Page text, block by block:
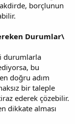
borçlunun
Durumlar\
durumlarla
bu
doğru adım
bir taleple
ederek çözebilir.
dikkate alması